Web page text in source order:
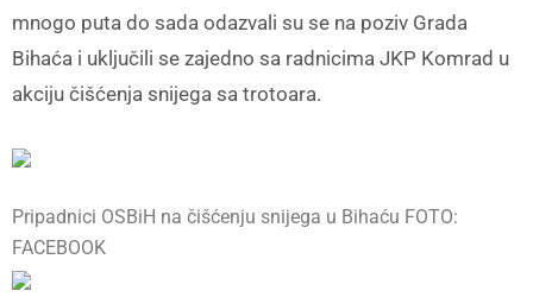
mnogo puta do sada odazvali su se na poziv Grada
Bihaća i uključili se zajedno sa radnicima JKP Komrad u
akciju čišćenja snijega sa trotoara.
Pripadnici OSBiH na čišćenju snijega u Bihaću FOTO:
FACEBOOK